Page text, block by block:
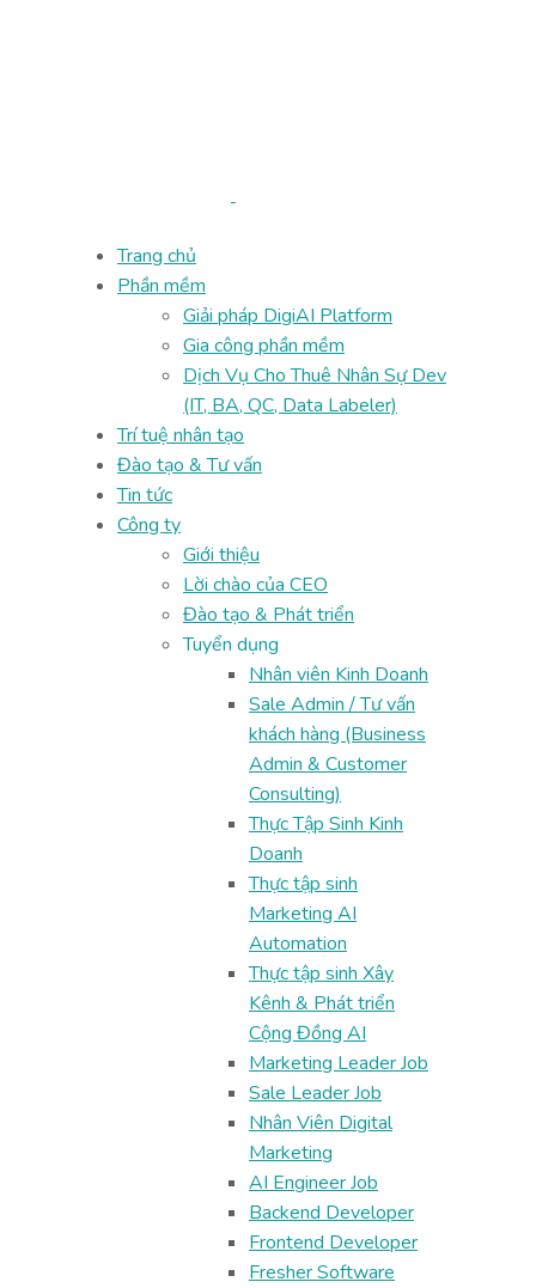
Trang chủ
Phần mềm
Giải pháp DigiAI Platform
Gia công phần mềm
Dịch Vụ Cho Thuê Nhân Sự Dev
(IT, BA, QC, Data Labeler)
Trí tuệ nhân tạo
Đào tạo & Tư vấn
Tin tức
Công ty
Giới thiệu
Lời chào của CEO
Đào tạo & Phát triển
Tuyển dụng
Nhân viên Kinh Doanh
Sale Admin / Tư vấn
khách hàng (Business
Admin & Customer
Consulting)
Thực Tập Sinh Kinh
Doanh
Thực tập sinh
Marketing AI
Automation
Thực tập sinh Xây
Kênh & Phát triển
Cộng Đồng AI
Marketing Leader Job
Sale Leader Job
Nhân Viên Digital
Marketing
AI Engineer Job
Backend Developer
Frontend Developer
Fresher Software